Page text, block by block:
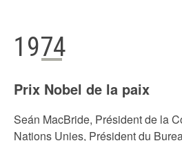
1974
Prix Nobel de la paix
Seán MacBride, Président de la
Nations Unies, Président du